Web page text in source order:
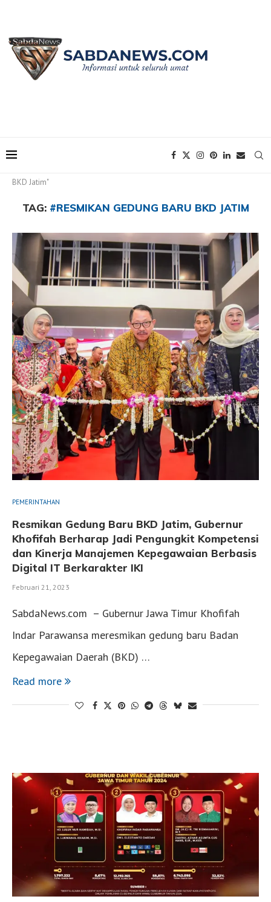
BKD Jatim"
TAG: #RESMIKAN GEDUNG BARU BKD JATIM
PEMERINTAHAN
Resmikan Gedung Baru BKD Jatim, Gubernur
Khofifah Berharap Jadi Pengungkit Kompetensi
dan Kinerja Manajemen Kepegawaian Berbasis
Digital IT Berkarakter IKI
Februari 21, 2023
SabdaNews.com – Gubernur Jawa Timur Khofifah
Indar Parawansa meresmikan gedung baru Badan
Kepegawaian Daerah (BKD) …
Read more